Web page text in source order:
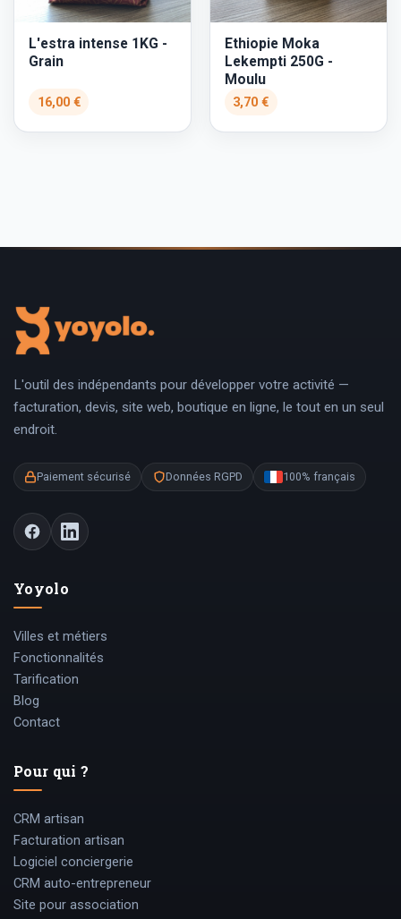
L'estra intense 1KG -
Grain
16,00 €
Ethiopie Moka
Lekempti 250G -
Moulu
3,70 €
L'outil des indépendants pour développer votre activité —
facturation, devis, site web, boutique en ligne, le tout en un seul
endroit.
Paiement sécurisé Données RGPD 100% français
Yoyolo
Villes et métiers
Fonctionnalités
Tarification
Blog
Contact
Pour qui ?
CRM artisan
Facturation artisan
Logiciel conciergerie
CRM auto-entrepreneur
Site pour association